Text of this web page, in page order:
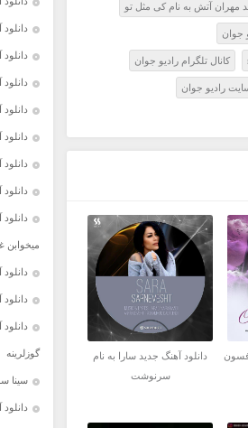
مهران آتش به نام کی مثل تو
جوان
کانال تلگرام راديو جوان
راديو جوان
دانلود آهنگ جدید سارا به نام
سرنوشت
دانلود
میخوابن
گوزلرینه
سینا